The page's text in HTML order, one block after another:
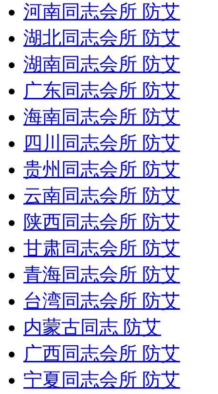
河南同志会所 防艾
湖北同志会所 防艾
湖南同志会所 防艾
广东同志会所 防艾
海南同志会所 防艾
四川同志会所 防艾
贵州同志会所 防艾
云南同志会所 防艾
陕西同志会所 防艾
甘肃同志会所 防艾
青海同志会所 防艾
台湾同志会所 防艾
内蒙古同志 防艾
广西同志会所 防艾
宁夏同志会所 防艾